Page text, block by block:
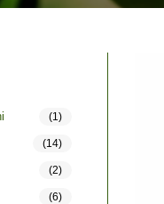
(1)
(14)
(2)
(6)